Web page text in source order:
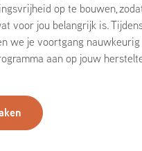
op te bouwen,
voor jou belangrijk is.
we je voortgang
aan op jouw